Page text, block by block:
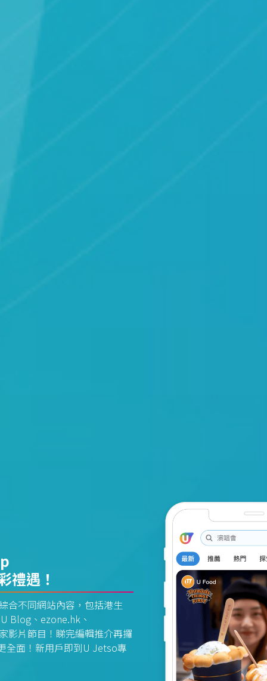
禮遇！
合不同網站內容，包括港生
Blog、ezone.hk、
影片節目！睇完編輯推介再攞
全面！新用戶即到U Jetso專